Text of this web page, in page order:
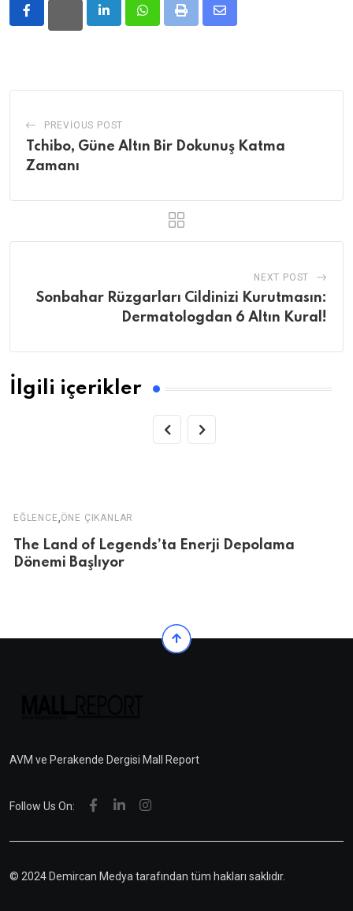
LinkedInWhatsappPrint
Share
PREVIOUS POST
Tchibo, Güne Altın Bir Dokunuş Katma
Zamanı
NEXT POST
Sonbahar Rüzgarları Cildinizi Kurutmasın:
Dermatologdan 6 Altın Kural!
İlgili içerikler
EĞLENCE,ÖNE ÇIKANLAR
The Land of Legends’ta Enerji Depolama
Dönemi Başlıyor
AVM ve Perakende Dergisi Mall Report
Follow Us On:
© 2024 Demircan Medya tarafından tüm hakları saklıdır.